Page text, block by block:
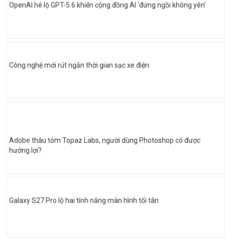
OpenAI hé lộ GPT-5.6 khiến cộng đồng AI 'đứng ngồi không yên'
Công nghệ mới rút ngắn thời gian sạc xe điện
Adobe thâu tóm Topaz Labs, người dùng Photoshop có được
hưởng lợi?
Galaxy S27 Pro lộ hai tính năng màn hình tối tân